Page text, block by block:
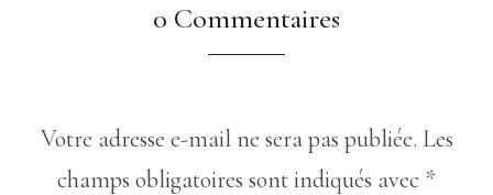
0 Commentaires
Votre adresse e-mail ne sera pas publiée. Les
champs obligatoires sont indiqués avec *